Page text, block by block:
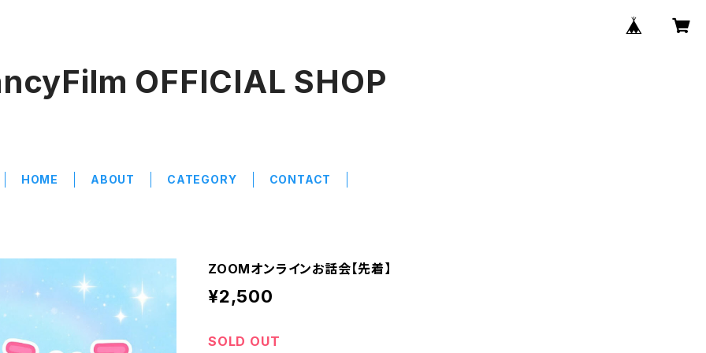
OFFICIAL SHOP
HOME ABOUT CATEGORY CONTACT
ZOOMオンラインお話会【先着】
¥2,500
SOLD OUT